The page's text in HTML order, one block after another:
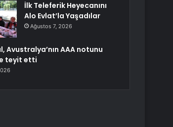
İlk Teleferik Heyecanını
Alo Evlat’la Yaşadılar
Ağustos 7, 2026
Avustralya’nın AAA notunu
teyit etti